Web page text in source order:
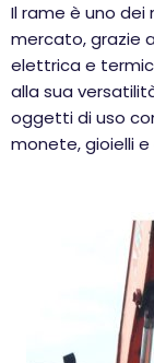
Il rame è uno dei
mercato, grazie
elettrica e
alla sua
oggetti di uso
monete, gioielli